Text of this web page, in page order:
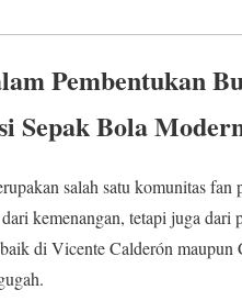
Pembentukan
Sepak Bola
salah satu komunitas fan
kemenangan, tetapi juga dari
di Vicente Calderón maupun